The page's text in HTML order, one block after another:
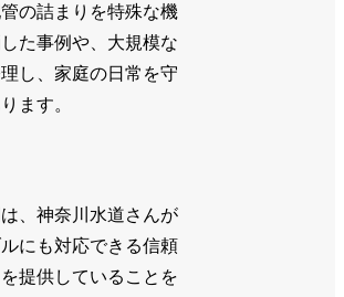
の詰まりを特殊な機
た事例や、大規模な
し、家庭の日常を守
ます。
、神奈川水道さんが
にも対応できる信頼
提供していることを